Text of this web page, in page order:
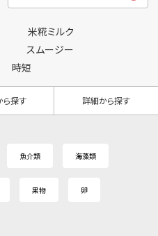
米糀ミルク
スムージー
時短
探す 詳細から探す
魚介類 海藻類
果物 卵